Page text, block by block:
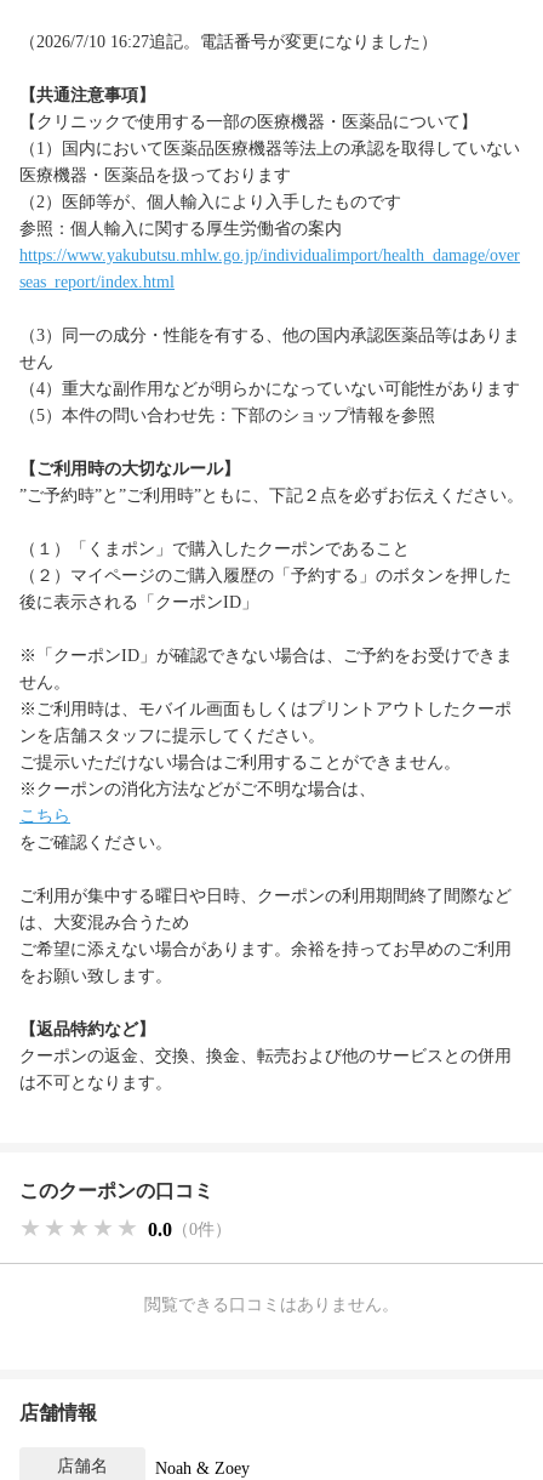
（2026/7/10 16:27追記。電話番号が変更になりました）
【共通注意事項】
【クリニックで使用する一部の医療機器・医薬品について】
（1）国内において医薬品医療機器等法上の承認を取得していない
医療機器・医薬品を扱っております
（2）医師等が、個人輸入により入手したものです
参照：個人輸入に関する厚生労働省の案内
https://www.yakubutsu.mhlw.go.jp/individualimport/health_damage/over
seas_report/index.html
（3）同一の成分・性能を有する、他の国内承認医薬品等はありま
せん
（4）重大な副作用などが明らかになっていない可能性があります
（5）本件の問い合わせ先：下部のショップ情報を参照
【ご利用時の大切なルール】
”ご予約時”と”ご利用時”ともに、下記２点を必ずお伝えください。
（１）「くまポン」で購入したクーポンであること
（２）マイページのご購入履歴の「予約する」のボタンを押した
後に表示される「クーポンID」
※「クーポンID」が確認できない場合は、ご予約をお受けできま
せん。
※ご利用時は、モバイル画面もしくはプリントアウトしたクーポ
ンを店舗スタッフに提示してください。
ご提示いただけない場合はご利用することができません。
※クーポンの消化方法などがご不明な場合は、
こちら
をご確認ください。
ご利用が集中する曜日や日時、クーポンの利用期間終了間際など
は、大変混み合うため
ご希望に添えない場合があります。余裕を持ってお早めのご利用
をお願い致します。
【返品特約など】
クーポンの返金、交換、換金、転売および他のサービスとの併用
は不可となります。
このクーポンの口コミ
★★★★★
★★★★★
★★★★★ 0.0 （0件）
閲覧できる口コミはありません。
店舗情報
店舗名 Noah & Zoey